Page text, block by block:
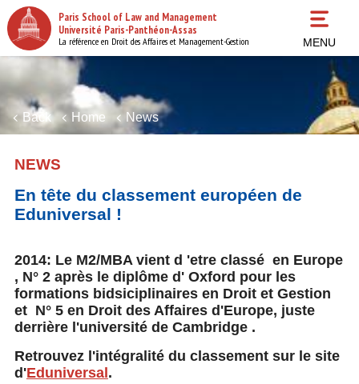
Skip
to
main
content
Paris School of Law and Management
Université Paris-Panthéon-Assas
La référence en Droit des Affaires et Management-Gestion MENU
Back Home News
NEWS
En tête du classement européen de
Eduniversal !
2014: Le M2/MBA vient d 'etre classé en Europe
, N° 2 après le diplôme d' Oxford pour les
formations bidsiciplinaires en Droit et Gestion
et N° 5 en Droit des Affaires d'Europe, juste
derrière l'université de Cambridge .
Retrouvez l'intégralité du classement sur le site
d'Eduniversal .